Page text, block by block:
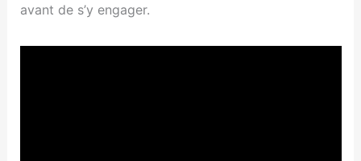
avant de s’y engager.